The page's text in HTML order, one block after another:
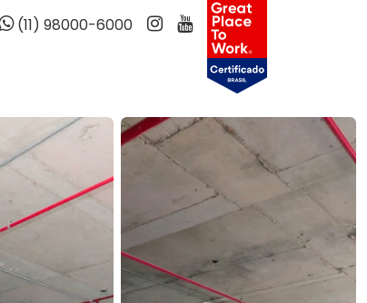
(11) 98000-6000